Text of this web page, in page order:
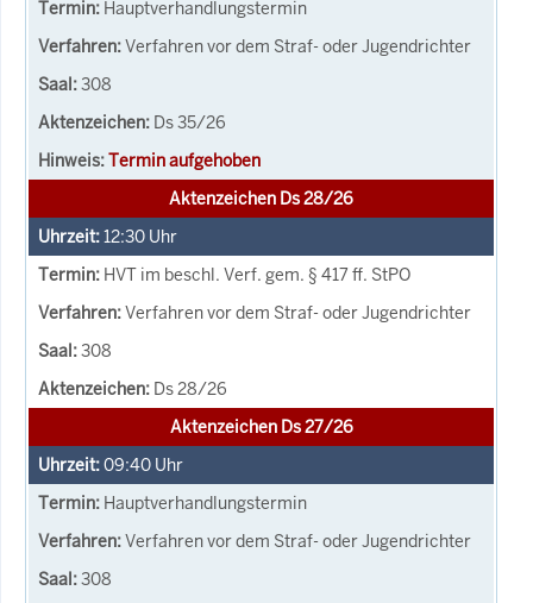
Hauptverhandlungstermin
Verfahren vor dem Straf- oder Jugendrichter
308
Ds 35/26
Termin aufgehoben
Aktenzeichen Ds 28/26
12:30 Uhr
HVT im beschl. Verf. gem. § 417 ff. StPO
Verfahren vor dem Straf- oder Jugendrichter
308
Ds 28/26
Aktenzeichen Ds 27/26
09:40 Uhr
Hauptverhandlungstermin
Verfahren vor dem Straf- oder Jugendrichter
308